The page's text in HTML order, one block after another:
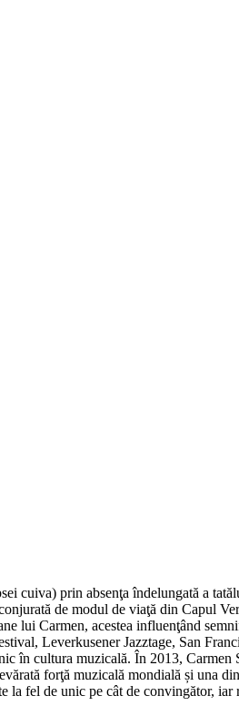
cuiva) prin absenţa îndelungată a
de modul de viaţă din Capul
lui Carmen, acestea influenţând
Leverkusener Jazztage, San
în cultura muzicală. În 2013, Carmen
forţă muzicală mondială și una
la fel de unic pe cât de convingător,